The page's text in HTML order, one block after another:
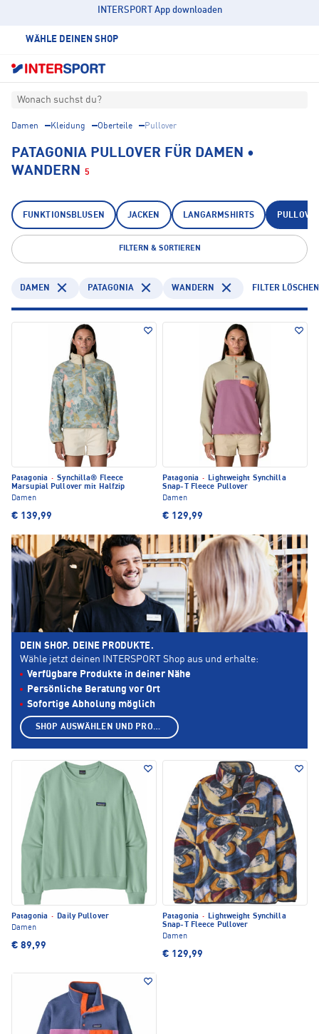
INTERSPORT App downloaden
WÄHLE DEINEN SHOP
Wonach suchst du?
Damen Kleidung Oberteile Pullover
PATAGONIA PULLOVER FÜR DAMEN •
WANDERN 5
FUNKTIONSBLUSEN JACKEN LANGARMSHIRTS
FILTERN & SORTIEREN
DAMEN PATAGONIA WANDERN FILTER LÖSCHEN
Patagonia · Synchilla® Fleece
Marsupial Pullover mit Halfzip
Damen
€ 139,99
Patagonia ·
Lightweight Synchilla
Snap-T Fleece Pullover
Damen
€ 129,99
Patagonia · Daily Pullover
Damen
€ 89,99
Patagonia · Lightweight Synchilla
Snap-T Fleece Pullover
Damen
€ 129,99
DEIN SHOP. DEINE PRODUKTE.
Wähle jetzt deinen INTERSPORT Shop aus und erhalte:
Verfügbare Produkte in deiner Nähe
Persönliche Beratung vor Ort
Sofortige Abholung möglich
SHOP AUSWÄHLEN UND PRODUKTE ANZEIGEN